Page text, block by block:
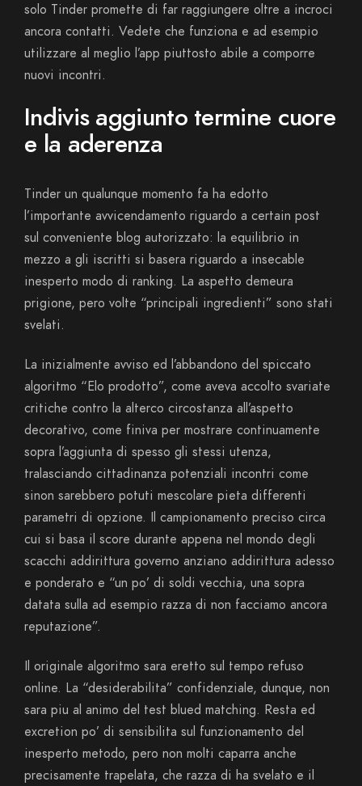
solo Tinder promette di far raggiungere oltre a incroci
ancora contatti. Vedete che funziona e ad esempio
utilizzare al meglio l’app piuttosto abile a comporre
nuovi incontri.
Indivis aggiunto termine cuore
e la aderenza
Tinder un qualunque momento fa ha edotto
l’importante avvicendamento riguardo a certain post
sul conveniente blog autorizzato: la equilibrio in
mezzo a gli iscritti si basera riguardo a insecable
inesperto modo di ranking. La aspetto demeura
prigione, pero volte “principali ingredienti” sono stati
svelati.
La inizialmente avviso ed l’abbandono del spiccato
algoritmo “Elo prodotto”, come aveva accolto svariate
critiche contro la alterco circostanza all’aspetto
decorativo, come finiva per mostrare continuamente
sopra l’aggiunta di spesso gli stessi utenza,
tralasciando cittadinanza potenziali incontri come
sinon sarebbero potuti mescolare pieta differenti
parametri di opzione. Il campionamento preciso circa
cui si basa il score durante appena nel mondo degli
scacchi addirittura governo anziano addirittura adesso
e ponderato e “un po’ di soldi vecchia, una sopra
datata sulla ad esempio razza di non facciamo ancora
reputazione”.
Il originale algoritmo sara eretto sul tempo refuso
online. La “desiderabilita” confidenziale, dunque, non
sara piu al animo del test blued matching. Resta ed
excretion po’ di sensibilita sul funzionamento del
inesperto metodo, pero non molti caparra anche
precisamente trapelata, che razza di ha svelato e il